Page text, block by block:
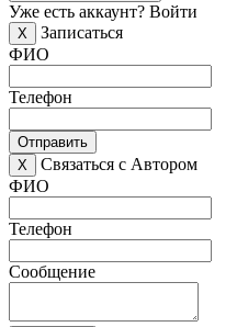
Уже есть аккаунт? Войти
X
Записаться
ФИО
Телефон
Отправить
X
Связаться с Автором
ФИО
Телефон
Сообщение